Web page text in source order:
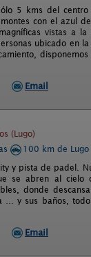
5 kms del
con el azul
vistas a
ubicado en
Email
(Lugo)
100 km de Lugo
y pista de padel.
se abren al
donde
… y sus baños,
Email